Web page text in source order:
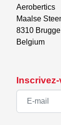
Aerobertics
Maalse
8310 Brugge
Belgium